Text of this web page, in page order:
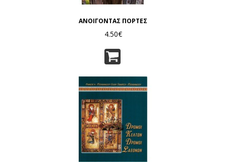
ΑΝΟΙΓΟΝΤΑΣ ΠΟΡΤΕΣ
4.50€